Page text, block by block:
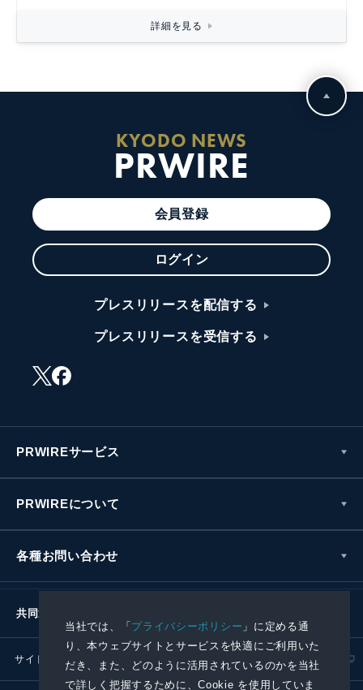
当社では、「プライバシーポリシー 」に定める通
り、本ウェブサイトとサービスを快適にご利用いた
だき、また、どのように活用されているのかを当社
で詳しく把握するために、Cookie を使用していま
詳細を見る
KYODO NEWS
PRWIRE
会員登録
ログイン
プレスリリースを配信する
プレスリリースを受信する
PRWIREサービス
PRWIREについて
各種お問い合わせ
共同通信社グループ
サイトポリシー プライバシーポリシー